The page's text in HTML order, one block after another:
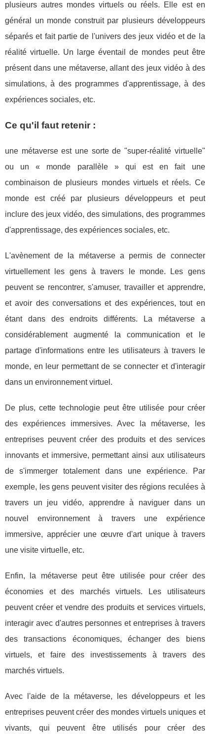
plusieurs autres mondes virtuels ou réels. Elle est en
général un monde construit par plusieurs développeurs
séparés et fait partie de l'univers des jeux vidéo et de la
réalité virtuelle. Un large éventail de mondes peut être
présent dans une métaverse, allant des jeux vidéo à des
simulations, à des programmes d'apprentissage, à des
expériences sociales, etc.
Ce qu'il faut retenir :
une métaverse est une sorte de "super-réalité virtuelle"
ou un « monde parallèle » qui est en fait une
combinaison de plusieurs mondes virtuels et réels. Ce
monde est créé par plusieurs développeurs et peut
inclure des jeux vidéo, des simulations, des programmes
d'apprentissage, des expériences sociales, etc.
L'avènement de la métaverse a permis de connecter
virtuellement les gens à travers le monde. Les gens
peuvent se rencontrer, s'amuser, travailler et apprendre,
et avoir des conversations et des expériences, tout en
étant dans des endroits différents. La métaverse a
considérablement augmenté la communication et le
partage d'informations entre les utilisateurs à travers le
monde, en leur permettant de se connecter et d'interagir
dans un environnement virtuel.
De plus, cette technologie peut être utilisée pour créer
des expériences immersives. Avec la métaverse, les
entreprises peuvent créer des produits et des services
innovants et immersive, permettant ainsi aux utilisateurs
de s'immerger totalement dans une expérience. Par
exemple, les gens peuvent visiter des régions reculées à
travers un jeu vidéo, apprendre à naviguer dans un
nouvel environnement à travers une expérience
immersive, apprécier une œuvre d'art unique à travers
une visite virtuelle, etc.
Enfin, la métaverse peut être utilisée pour créer des
économies et des marchés virtuels. Les utilisateurs
peuvent créer et vendre des produits et services virtuels,
interagir avec d'autres personnes et entreprises à travers
des transactions économiques, échanger des biens
virtuels, et faire des investissements à travers des
marchés virtuels.
Avec l'aide de la métaverse, les développeurs et les
entreprises peuvent créer des mondes virtuels uniques et
vivants, qui peuvent être utilisés pour créer des